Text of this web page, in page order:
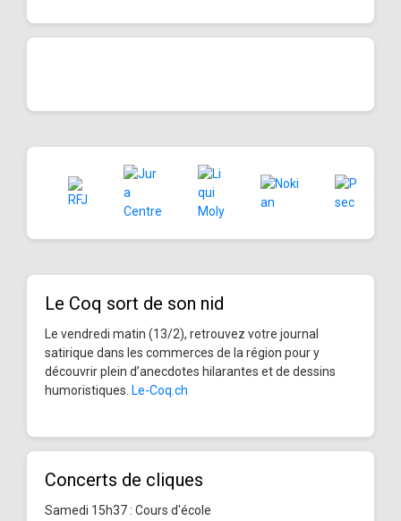
Le Coq sort de son nid
Le vendredi matin (13/2), retrouvez votre journal
satirique dans les commerces de la région pour y
découvrir plein d’anecdotes hilarantes et de dessins
humoristiques. Le-Coq.ch
Concerts de cliques
Samedi 15h37 : Cours d'école